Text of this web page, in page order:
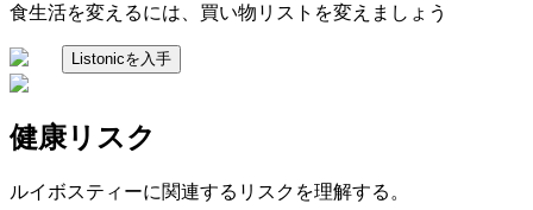
食生活を変えるには、買い物リストを変えましょう
Listonicを入手
健康リスク
ルイボスティーに関連するリスクを理解する。